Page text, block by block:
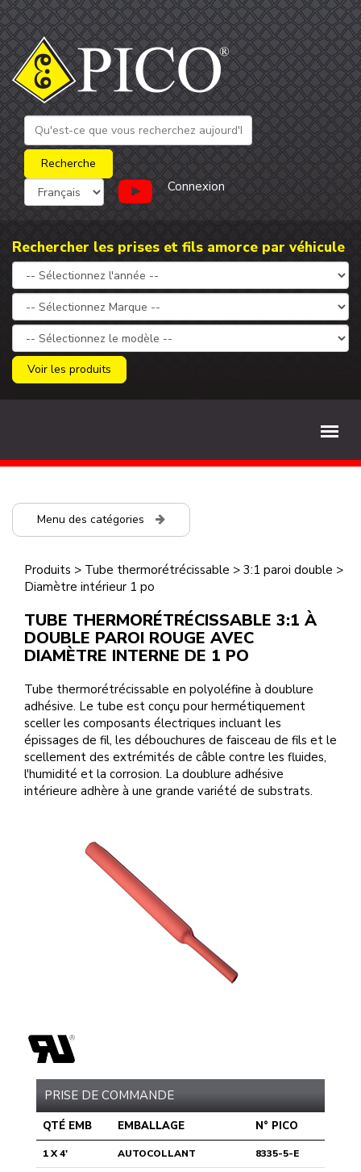
Connexion
Rechercher les prises et fils amorce par véhicule
Voir les produits
Menu des catégories
Produits > Tube thermorétrécissable > 3:1 paroi double >
Diamètre intérieur 1 po
TUBE THERMORÉTRÉCISSABLE 3:1 À
DOUBLE PAROI ROUGE AVEC
DIAMÈTRE INTERNE DE 1 PO
Tube thermorétrécissable en polyoléfine à doublure
adhésive. Le tube est conçu pour hermétiquement
sceller les composants électriques incluant les
épissages de fil, les débouchures de faisceau de fils et le
scellement des extrémités de câble contre les fluides,
l'humidité et la corrosion. La doublure adhésive
intérieure adhère à une grande variété de substrats.
PRISE DE COMMANDE
QTÉ EMB EMBALLAGE N° PICO
1 X 4' AUTOCOLLANT 8335-5-E